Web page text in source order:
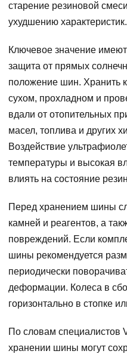
старение резиновой
ухудшению характеристик.
Ключевое значение
защита от прямых
положение шин. Хранить
сухом, прохладном и
вдали от отопительных
масел, топлива и других
Воздействие
температуры и высокая
влиять на состояние
Перед хранением шины
камней и реагентов, а
повреждений. Если
шины рекомендуется
периодически
деформации. Колеса в
горизонтально в стопке
По словам специалистов
хранении шины могут